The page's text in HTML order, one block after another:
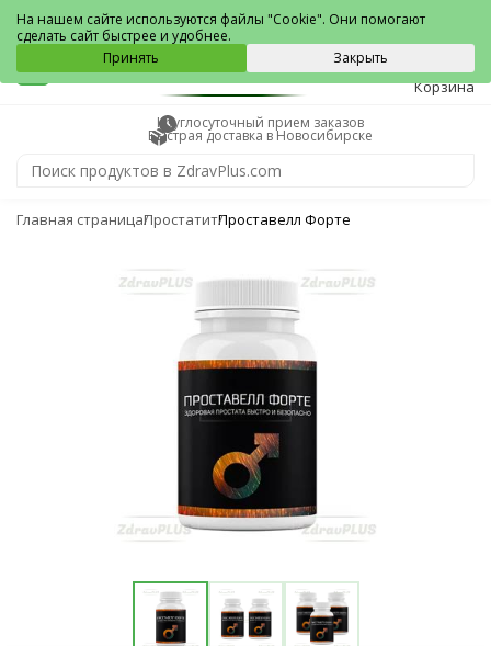
Новосибирск
0
Корзина
Круглосуточный прием заказов
Быстрая доставка в Новосибирске
Главная страницаПростатитПроставелл Форте
На нашем сайте используются файлы "Cookie". Они помогают
сделать сайт быстрее и удобнее.
Принять
Закрыть